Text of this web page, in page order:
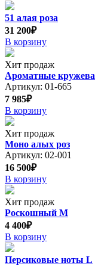
51 алая роза
31 200₽
В корзину
Хит продаж
Ароматные кружева
Артикул: 01-665
7 985₽
В корзину
Хит продаж
Моно алых роз
Артикул: 02-001
16 500₽
В корзину
Хит продаж
Роскошный М
4 400₽
В корзину
Персиковые ноты L